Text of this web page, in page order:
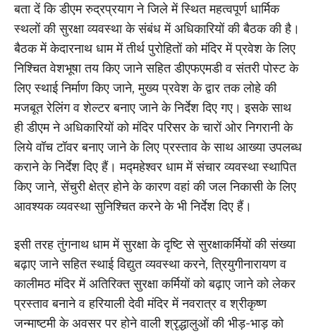
बता दें कि डीएम रुद्रप्रयाग ने जिले में स्थित महत्वपूर्ण धार्मिक
स्थलों की सुरक्षा व्यवस्था के संबंध में अधिकारियों की बैठक की है।
बैठक में केदारनाथ धाम में तीर्थ पुरोहितों को मंदिर में प्रवेश के लिए
निश्चित वेशभूषा तय किए जाने सहित डीएफएमडी व संतरी पोस्ट के
लिए स्थाई निर्माण किए जाने, मुख्य प्रवेश के द्वार तक लोहे की
मजबूत रेलिंग व शेल्टर बनाए जाने के निर्देश दिए गए। इसके साथ
ही डीएम ने अधिकारियों को मंदिर परिसर के चारों ओर निगरानी के
लिये वॉच टॉवर बनाए जाने के लिए प्रस्ताव के साथ आख्या उपलब्ध
कराने के निर्देश दिए हैं। मद्महेश्वर धाम में संचार व्यवस्था स्थापित
किए जाने, सेंचुरी क्षेत्र होने के कारण वहां की जल निकासी के लिए
आवश्यक व्यवस्था सुनिश्चित करने के भी निर्देश दिए हैं।
इसी तरह तुंगनाथ धाम में सुरक्षा के दृष्टि से सुरक्षाकर्मियों की संख्या
बढ़ाए जाने सहित स्थाई विद्युत व्यवस्था करने, त्रियुगीनारायण व
कालीमठ मंदिर में अतिरिक्त सुरक्षा कर्मियों को बढ़ाए जाने को लेकर
प्रस्ताव बनाने व हरियाली देवी मंदिर में नवरात्र व श्रीकृष्ण
जन्माष्टमी के अवसर पर होने वाली श्रृद्धालुओं की भीड़-भाड़ को